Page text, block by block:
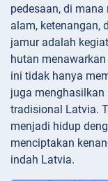
pedesaan, di
alam, ketenangan,
jamur adalah
hutan
ini tidak hanya
juga
tradisional Latvia.
menjadi hidup
menciptakan
indah Latvia.